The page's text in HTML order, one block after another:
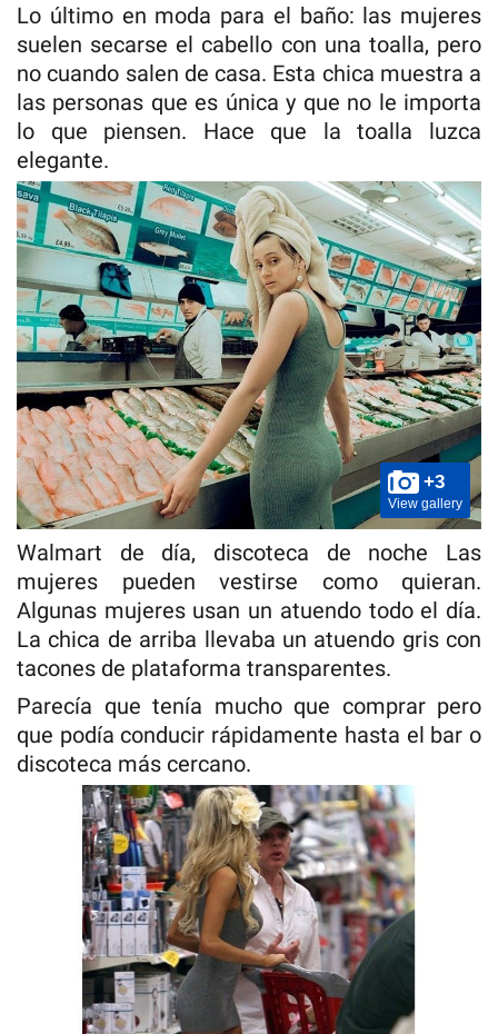
Lo último en moda para el baño: las mujeres
suelen secarse el cabello con una toalla, pero
no cuando salen de casa. Esta chica muestra a
las personas que es única y que no le importa
lo que piensen. Hace que la toalla luzca
elegante.
+3
View gallery
Walmart de día, discoteca de noche Las
mujeres pueden vestirse como quieran.
Algunas mujeres usan un atuendo todo el día.
La chica de arriba llevaba un atuendo gris con
tacones de plataforma transparentes.
Parecía que tenía mucho que comprar pero
que podía conducir rápidamente hasta el bar o
discoteca más cercano.